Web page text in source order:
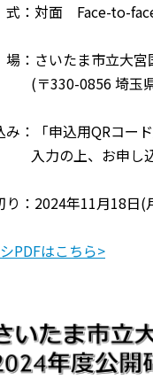
：対面 Face-to-
：さいたま市立大宮
0856 埼玉県さ
：「申込用QRコー
の上、お申し込
：2024年11月18日(
PDFはこちら>